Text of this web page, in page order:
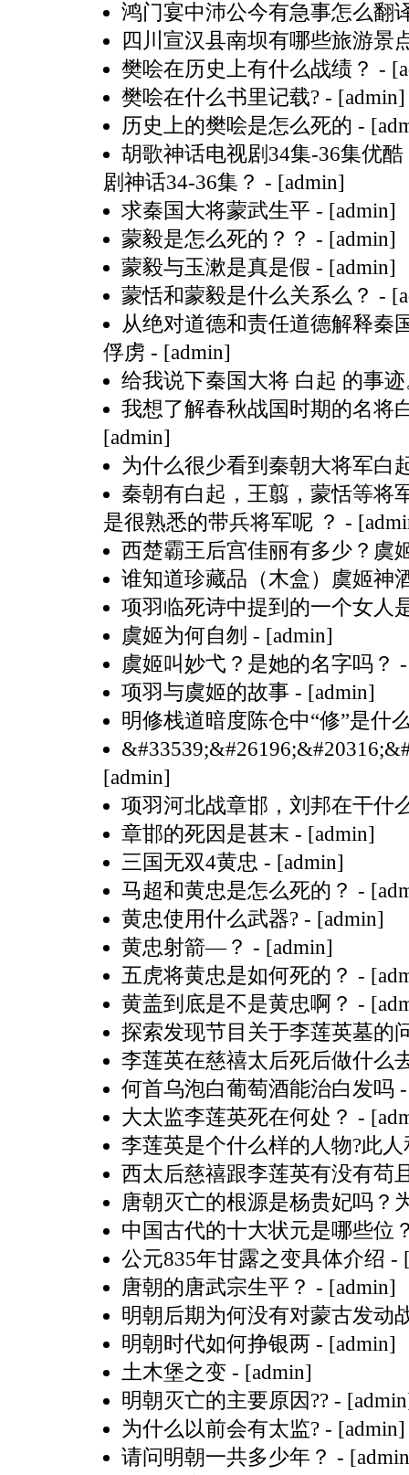
鸿门宴中沛公今有急事怎么翻
四川宣汉县南坝有哪些旅游景
樊哙在历史上有什么战绩？ -
樊哙在什么书里记载? - [admin]
历史上的樊哙是怎么死的 -
胡歌神话电视剧34集-36集优
剧神话34-36集？ - [admin]
求秦国大将蒙武生平 - [admin]
蒙毅是怎么死的？？ - [admin]
蒙毅与玉漱是真是假 - [admin]
蒙恬和蒙毅是什么关系么？ -
从绝对道德和责任道德解释秦
俘虏 - [admin]
给我说下秦国大将 白起 的事
我想了解春秋战国时期的名将
[admin]
为什么很少看到秦朝大将军白
秦朝有白起，王翦，蒙恬等将
是很熟悉的带兵将军呢 ？ -
西楚霸王后宫佳丽有多少？虞
谁知道珍藏品（木盒）虞姬神
项羽临死诗中提到的一个女人
虞姬为何自刎 - [admin]
虞姬叫妙弋？是她的名字吗？
项羽与虞姬的故事 - [admin]
明修栈道暗度陈仓中“修”是什
[admin]
项羽河北战章邯，刘邦在干什
章邯的死因是甚末 - [admin]
三国无双4黄忠 - [admin]
马超和黄忠是怎么死的？ -
黄忠使用什么武器? - [admin]
黄忠射箭—？ - [admin]
五虎将黄忠是如何死的？ -
黄盖到底是不是黄忠啊？ -
探索发现节目关于李莲英墓的
李莲英在慈禧太后死后做什么
何首乌泡白葡萄酒能治白发吗
大太监李莲英死在何处？ -
李莲英是个什么样的人物?此
西太后慈禧跟李莲英有没有苟
唐朝灭亡的根源是杨贵妃吗？
中国古代的十大状元是哪些位
公元835年甘露之变具体介绍 -
唐朝的唐武宗生平？ - [admin]
明朝后期为何没有对蒙古发动
明朝时代如何挣银两 - [admin]
土木堡之变 - [admin]
明朝灭亡的主要原因?? -
为什么以前会有太监? - [admin]
请问明朝一共多少年？ -